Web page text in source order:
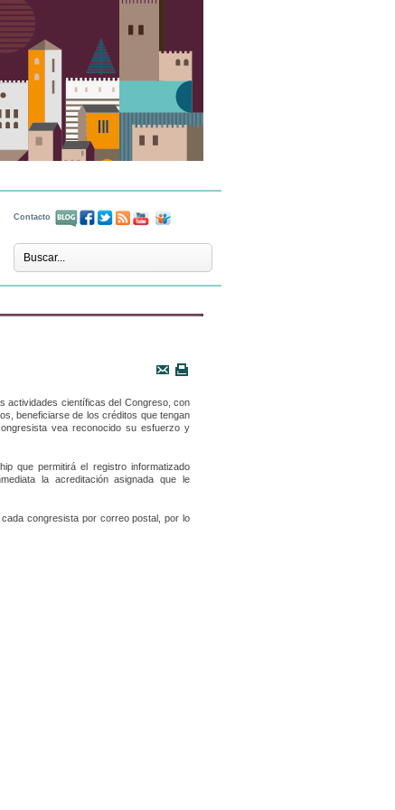
Contacto
actividades científicas del Congreso, con
beneficiarse de los créditos que tengan
vea reconocido su esfuerzo y
que permitirá el registro informatizado
la acreditación asignada que le
congresista por correo postal, por lo